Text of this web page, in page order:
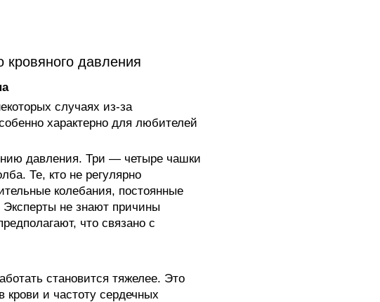
давления
случаях из-за
характерно для любителей
давления. Три — четыре чашки
Те, кто не регулярно
колебания, постоянные
Эксперты не знают причины
что связано с
становится тяжелее. Это
крови и частоту сердечных